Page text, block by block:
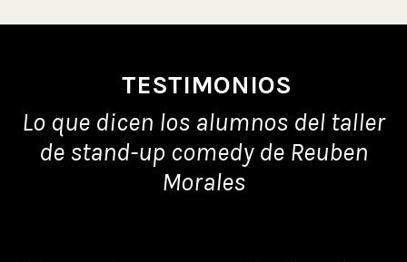
TESTIMONIOS
Lo que dicen los alumnos del taller
de stand-up comedy de Reuben
Morales